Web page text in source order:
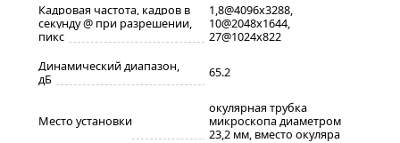
Кадровая частота, кадров в
секунду @ при разрешении,
пикс
1,8@4096x3288,
10@2048x1644,
27@1024x822
Динамический диапазон,
дБ
65.2
Место установки
окулярная трубка
микроскопа диаметром
23,2 мм, вместо окуляра